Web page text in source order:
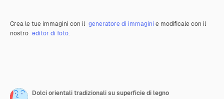
Crea le tue immagini con il generatore di immagini e modificale con il
nostro editor di foto.
Dolci orientali tradizionali su superficie di legno